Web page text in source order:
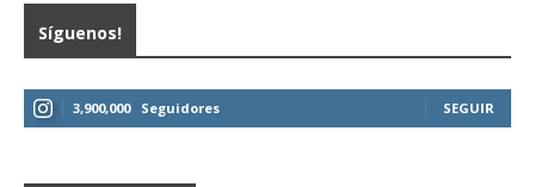
Síguenos!
3,900,000 Seguidores SEGUIR